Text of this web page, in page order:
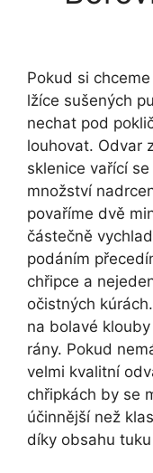
Pokud si
lžíce sušených
nechat pod
louhovat. Odvar
sklenice vařící
množství
povaříme dvě
částečně
podáním
chřipce a
očistných
na bolavé
rány. Pokud
velmi kvalitní
chřipkách by se
účinnější než
díky obsahu